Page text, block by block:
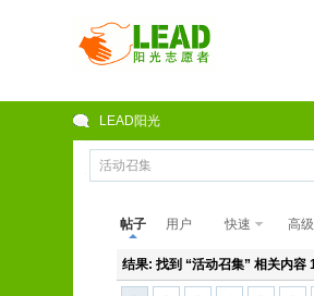
LEAD阳光
快速 高级
帖子 用户
结果:找到 “活动召集” 相关内容